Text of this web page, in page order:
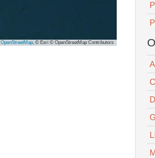
OpenStreetMap, © Esri © OpenStreetMap Contributors